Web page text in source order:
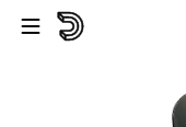
Passer au contenu